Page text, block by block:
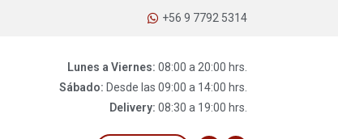
+56 9 7792 5314
Lunes a Viernes: 08:00 a 20:00 hrs.
Sábado: Desde las 09:00 a 14:00 hrs.
Delivery: 08:30 a 19:00 hrs.